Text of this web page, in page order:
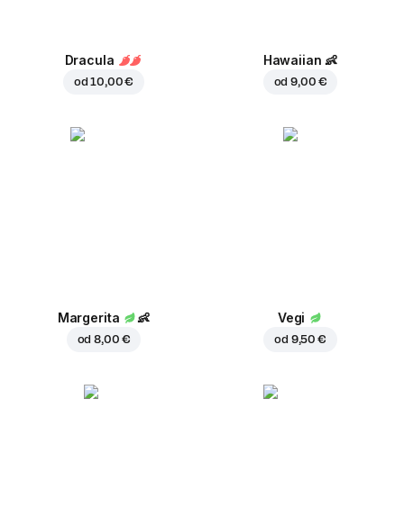
Dracula
od10,00 €
Hawaiian 👶
od9,00 €
Margerita 👶
od8,00 €
Vegi
od 9,50 €